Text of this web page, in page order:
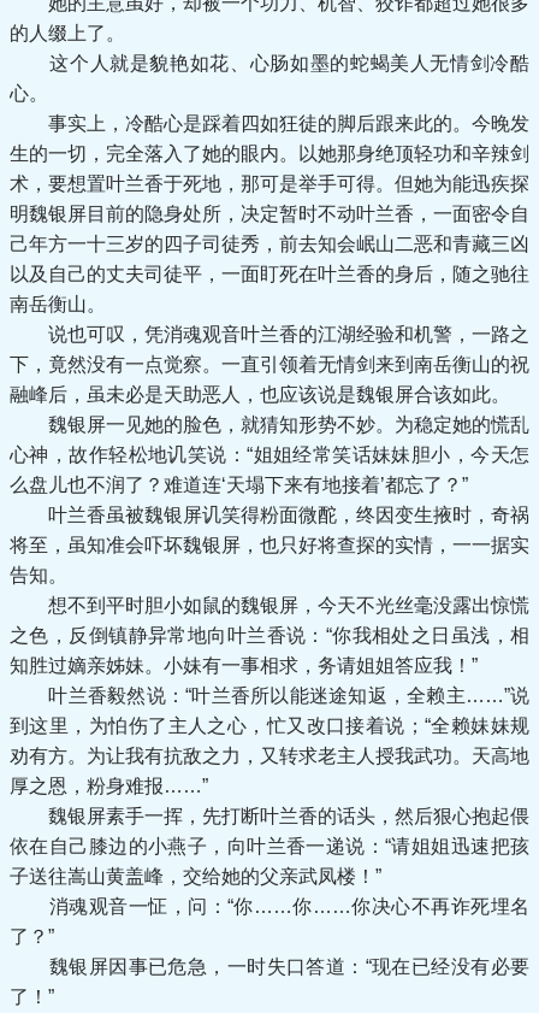
的人缀上了。
这个人就是貌艳如花、心肠如墨的蛇蝎美人无情剑冷酷
心。
事实上，冷酷心是踩着四如狂徒的脚后跟来此的。今晚发
生的一切，完全落入了她的眼内。以她那身绝顶轻功和辛辣剑
术，要想置叶兰香于死地，那可是举手可得。但她为能迅疾探
明魏银屏目前的隐身处所，决定暂时不动叶兰香，一面密令自
己年方一十三岁的四子司徒秀，前去知会岷山二恶和青藏三凶
以及自己的丈夫司徒平，一面盯死在叶兰香的身后，随之驰往
南岳衡山。
说也可叹，凭消魂观音叶兰香的江湖经验和机警，一路之
下，竟然没有一点觉察。一直引领着无情剑来到南岳衡山的祝
融峰后，虽未必是天助恶人，也应该说是魏银屏合该如此。
魏银屏一见她的脸色，就猜知形势不妙。为稳定她的慌乱
心神，故作轻松地讥笑说：“姐姐经常笑话妹妹胆小，今天怎
么盘儿也不润了？难道连‘天塌下来有地接着’都忘了？”
叶兰香虽被魏银屏讥笑得粉面微酡，终因变生掖时，奇祸
将至，虽知准会吓坏魏银屏，也只好将查探的实情，一一据实
告知。
想不到平时胆小如鼠的魏银屏，今天不光丝毫没露出惊慌
之色，反倒镇静异常地向叶兰香说：“你我相处之日虽浅，相
知胜过嫡亲姊妹。小妹有一事相求，务请姐姐答应我！”
叶兰香毅然说：“叶兰香所以能迷途知返，全赖主……”说
到这里，为怕伤了主人之心，忙又改口接着说；“全赖妹妹规
劝有方。为让我有抗敌之力，又转求老主人授我武功。天高地
厚之恩，粉身难报……”
魏银屏素手一挥，先打断叶兰香的话头，然后狠心抱起偎
依在自己膝边的小燕子，向叶兰香一递说：“请姐姐迅速把孩
子送往嵩山黄盖峰，交给她的父亲武凤楼！”
消魂观音一怔，问：“你……你……你决心不再诈死埋名
了？”
魏银屏因事已危急，一时失口答道：“现在已经没有必要
了！”